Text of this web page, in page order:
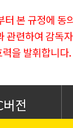
본 규정에 동
관련하여 감독
을 발휘합니다.
버전